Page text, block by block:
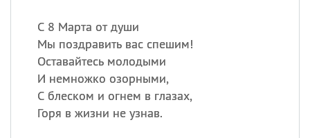
С 8 Марта от души
Мы поздравить вас спешим!
Оставайтесь молодыми
И немножко озорными,
С блеском и огнем в глазах,
Горя в жизни не узнав.